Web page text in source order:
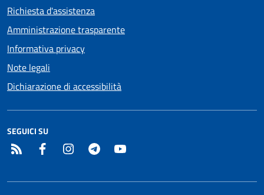
Richiesta d'assistenza
Amministrazione trasparente
Informativa privacy
Note legali
Dichiarazione di accessibilità
SEGUICI SU
RSS Facebook InstagramTelegram